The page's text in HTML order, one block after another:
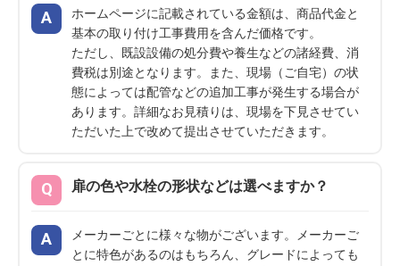
ホームページに記載されている金額は、商品代金と
基本の取り付け工事費用を含んだ価格です。
ただし、既設設備の処分費や養生などの諸経費、消
費税は別途となります。また、現場（ご自宅）の状
態によっては配管などの追加工事が発生する場合が
あります。詳細なお見積りは、現場を下見させてい
ただいた上で改めて提出させていただきます。
扉の色や水栓の形状などは選べますか？
メーカーごとに様々な物がございます。メーカーご
とに特色があるのはもちろん、グレードによっても